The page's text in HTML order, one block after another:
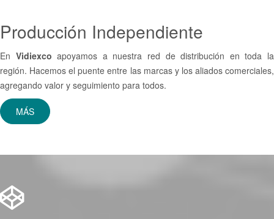
Producción Independiente
En Vidiexco apoyamos a nuestra red de distribución en toda la
región. Hacemos el puente entre las marcas y los aliados comerciales,
agregando valor y seguimiento para todos.
MÁS